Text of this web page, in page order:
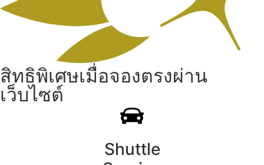
สิทธิพิเศษเมื่อจองตรงผ่าน
เว็บไซต์
Shuttle